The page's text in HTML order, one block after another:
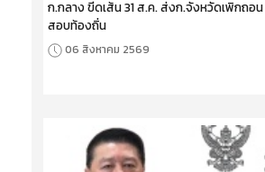
ก.กลาง ขีดเส้น 31 ส.ค. ส่งก.จังหวัดเพิกถอน
สอบท้องถิ่น
06 สิงหาคม 2569